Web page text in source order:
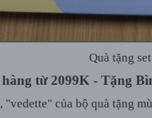
Quà tặng
từ 2099K - Tặng
"vedette" của bộ quà tặng